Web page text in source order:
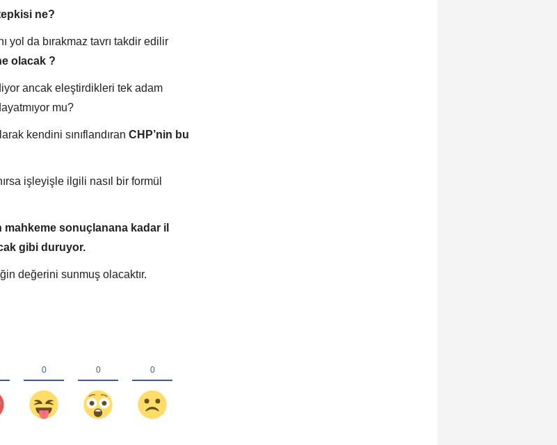
ne?
yol da bırakmaz tavrı takdir edilir
olacak ?
ancak eleştirdikleri tek adam
mu?
kendini sınıflandıran CHP’nin bu
işleyişle ilgili nasıl bir formül
mahkeme sonuçlanana kadar il
gibi duruyor.
değerini sunmuş olacaktır.